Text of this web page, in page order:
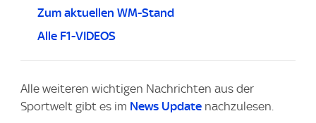
Zum aktuellen WM-Stand
Alle F1-VIDEOS
Alle weiteren wichtigen Nachrichten aus der
Sportwelt gibt es im News Update nachzulesen.